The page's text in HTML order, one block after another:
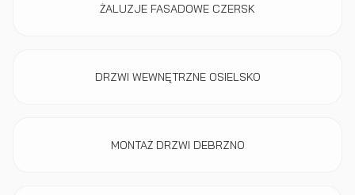
ŻALUZJE FASADOWE CZERSK
DRZWI WEWNĘTRZNE OSIELSKO
MONTAŻ DRZWI DEBRZNO